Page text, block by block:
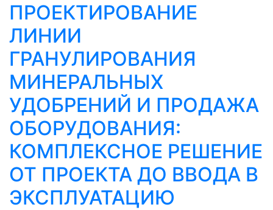
ПРОЕКТИРОВАНИЕ
ЛИНИИ
ГРАНУЛИРОВАНИЯ
МИНЕРАЛЬНЫХ
УДОБРЕНИЙ И ПРОДАЖА
ОБОРУДОВАНИЯ:
КОМПЛЕКСНОЕ РЕШЕНИЕ
ОТ ПРОЕКТА ДО ВВОДА В
ЭКСПЛУАТАЦИЮ